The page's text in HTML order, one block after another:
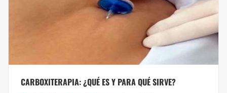
CARBOXITERAPIA: ¿QUÉ ES Y PARA QUÉ SIRVE?